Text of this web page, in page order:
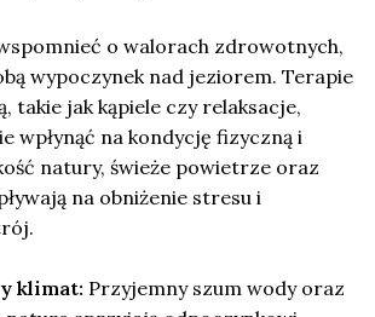
o walorach zdrowotnych,
wypoczynek nad jeziorem. Terapie
takie jak kąpiele czy relaksacje,
wpłynąć na kondycję fizyczną i
natury, świeże powietrze oraz
na obniżenie stresu i
klimat: Przyjemny szum wody oraz